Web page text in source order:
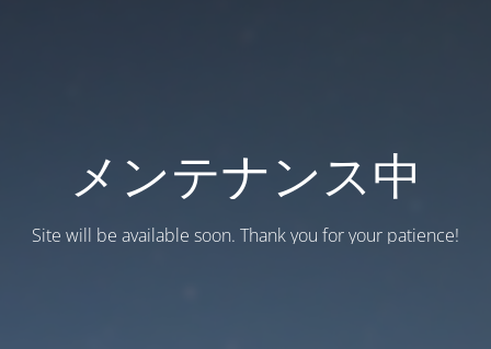
メンテナンス中
Site will be available soon. Thank you for your patience!